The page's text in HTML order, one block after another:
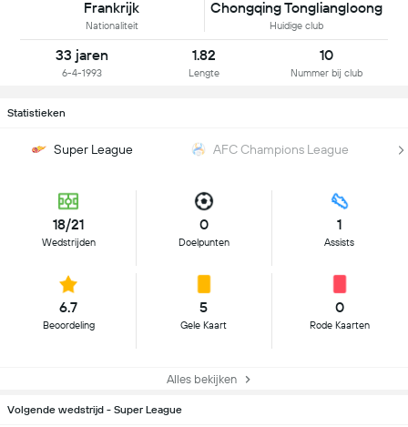
Frankrijk
Nationaliteit
Chongqing Tongliangloong
Huidige club
33 jaren
6-4-1993
1.82
Lengte
10
Nummer bij club
Statistieken
Super League AFC Champions League
18/21
Wedstrijden
0
Doelpunten
1
Assists
6.7
Beoordeling
5
Gele Kaart
0
Rode Kaarten
Alles bekijken
Volgende wedstrijd - Super League